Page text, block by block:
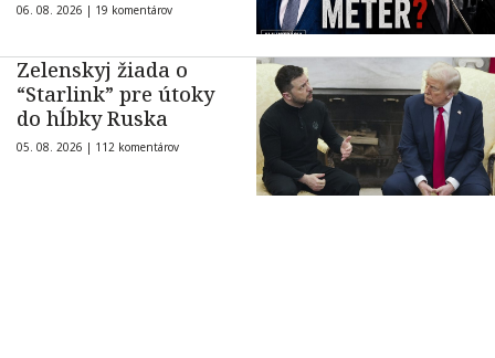
06. 08. 2026 | 19 komentárov
Zelenskyj žiada o
“Starlink” pre útoky
do hĺbky Ruska
05. 08. 2026 | 112 komentárov